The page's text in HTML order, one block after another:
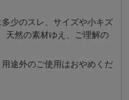
少のスレ、サイズや小キズ
天然の素材ゆえ、ご理解の
途外のご使⽤はおやめくだ